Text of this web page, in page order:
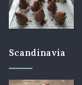
Scandinavia